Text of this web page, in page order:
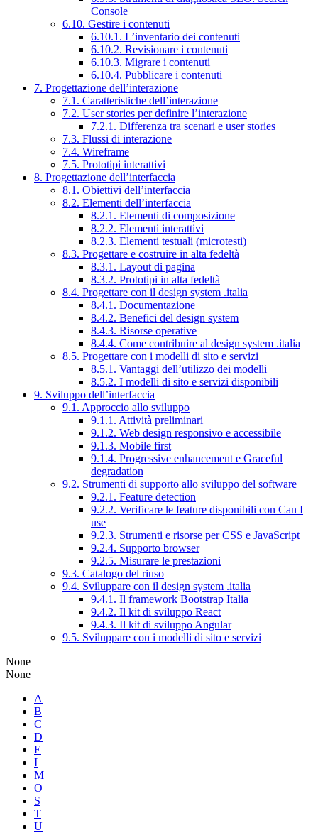
Console
6.10. Gestire i contenuti
6.10.1. L’inventario dei contenuti
6.10.2. Revisionare i contenuti
6.10.3. Migrare i contenuti
6.10.4. Pubblicare i contenuti
7. Progettazione dell’interazione
7.1. Caratteristiche dell’interazione
7.2. User stories per definire l’interazione
7.2.1. Differenza tra scenari e user stories
7.3. Flussi di interazione
7.4. Wireframe
7.5. Prototipi interattivi
8. Progettazione dell’interfaccia
8.1. Obiettivi dell’interfaccia
8.2. Elementi dell’interfaccia
8.2.1. Elementi di composizione
8.2.2. Elementi interattivi
8.2.3. Elementi testuali (microtesti)
8.3. Progettare e costruire in alta fedeltà
8.3.1. Layout di pagina
8.3.2. Prototipi in alta fedeltà
8.4. Progettare con il design system .italia
8.4.1. Documentazione
8.4.2. Benefici del design system
8.4.3. Risorse operative
8.4.4. Come contribuire al design system .italia
8.5. Progettare con i modelli di sito e servizi
8.5.1. Vantaggi dell’utilizzo dei modelli
8.5.2. I modelli di sito e servizi disponibili
9. Sviluppo dell’interfaccia
9.1. Approccio allo sviluppo
9.1.1. Attività preliminari
9.1.2. Web design responsivo e accessibile
9.1.3. Mobile first
9.1.4. Progressive enhancement e Graceful
degradation
9.2. Strumenti di supporto allo sviluppo del software
9.2.1. Feature detection
9.2.2. Verificare le feature disponibili con Can I
use
9.2.3. Strumenti e risorse per CSS e JavaScript
9.2.4. Supporto browser
9.2.5. Misurare le prestazioni
9.3. Catalogo del riuso
9.4. Sviluppare con il design system .italia
9.4.1. Il framework Bootstrap Italia
9.4.2. Il kit di sviluppo React
9.4.3. Il kit di sviluppo Angular
9.5. Sviluppare con i modelli di sito e servizi
None
None
A
B
C
D
E
I
M
O
S
T
U